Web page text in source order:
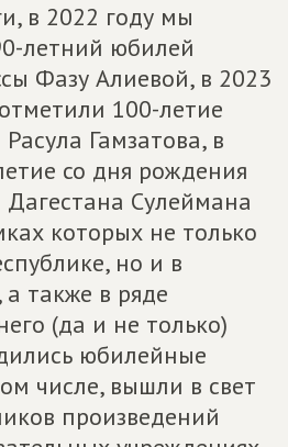
в 2022 году мы
летний юбилей
Фазу Алиевой, в 2023
100-летие
Гамзатова, в
со дня рождения
Сулеймана
которых не только
но и в
а также в ряде
(да и не только)
юбилейные
числе, вышли в свет
произведений